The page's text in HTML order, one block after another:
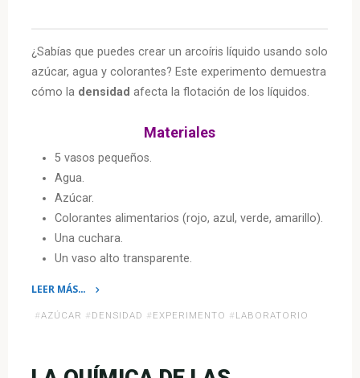
¿Sabías que puedes crear un arcoíris líquido usando solo
azúcar, agua y colorantes? Este experimento demuestra
cómo la densidad afecta la flotación de los líquidos.
Materiales
5 vasos pequeños.
Agua.
Azúcar.
Colorantes alimentarios (rojo, azul, verde, amarillo).
Una cuchara.
Un vaso alto transparente.
LEER MÁS…
«Laboratorio
#AZÚCAR # DENSIDAD # EXPERIMENTO # LABORATORIO